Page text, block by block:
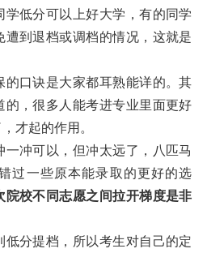
学低分可以上好大学，有的同学
遭到退档或调档的情况，这就是
的口诀是大家都耳熟能详的。其
的，很多人能考进专业里面更好
才起的作用。
冲可以，但冲太远了，八匹马
过一些原本能录取的更好的选
院校不同志愿之间拉开梯度是非
低分提档，所以考生对自己的定